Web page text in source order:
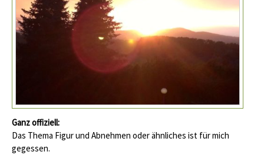
Ganz offiziell:
Das Thema Figur und Abnehmen oder ähnliches ist für mich
gegessen.